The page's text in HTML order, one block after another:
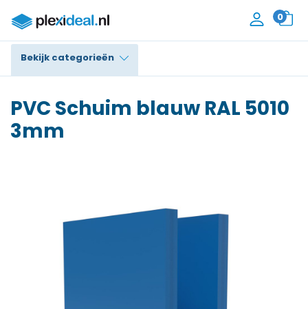
0
Bekijk categorieën
Polycarbonaat
PVC Schuim
Accessoires
PVC Schuim blauw RAL 5010
3mm